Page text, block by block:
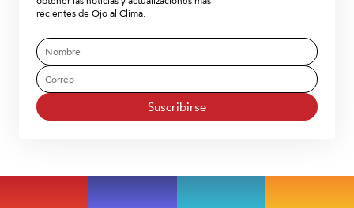
recientes de Ojo al Clima.
Suscribirse